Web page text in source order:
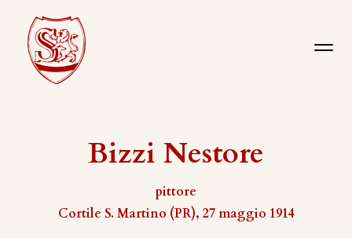
Bizzi Nestore
pittore
Cortile S. Martino (PR), 27 maggio 1914